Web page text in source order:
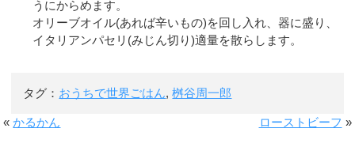
うにからめます。
オリーブオイル(あれば辛いもの)を回し入れ、器に盛り、
イタリアンパセリ(みじん切り)適量を散らします。
タグ： おうちで世界ごはん,桝谷周一郎
«かるかん ローストビーフ »